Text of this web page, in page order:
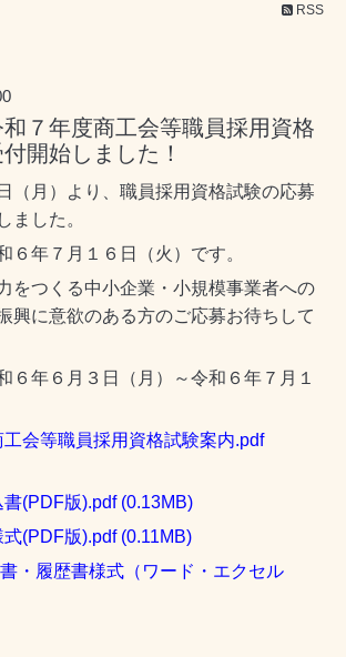
RSS
７年度商工会等職員採用資格
開始しました！
（月）より、職員採用資格試験の応募
ました。
６年７月１６日（火）です。
をつくる中小企業・小規模事業者への
興に意欲のある方のご応募お待ちして
６年６月３日（月）～令和６年７月１
会等職員採用資格試験案内.pdf
(PDF版).pdf(0.13MB)
(PDF版).pdf(0.11MB)
・履歴書様式（ワード・エクセル